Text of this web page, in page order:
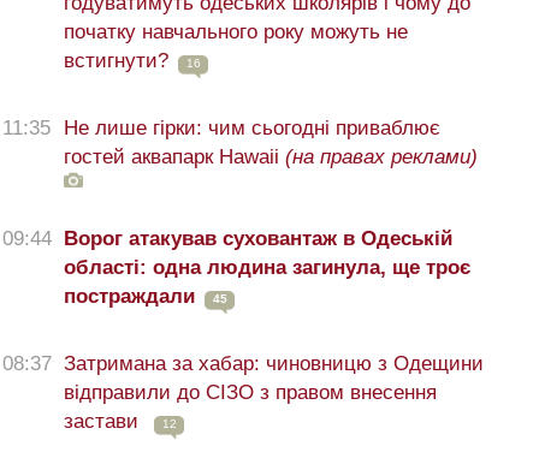
початку навчального року можуть не
встигнути?
16
11:35
Не лише гірки: чим сьогодні приваблює
гостей аквапарк Hawaii (на правах реклами)
09:44 Ворог атакував суховантаж в Одеській
області: одна людина загинула, ще троє
постраждали
45
08:37 Затримана за хабар: чиновницю з Одещини
відправили до СІЗО з правом внесення
застави
12